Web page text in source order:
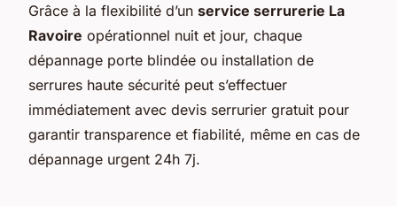
Grâce à la flexibilité d’un service serrurerie La
Ravoire opérationnel nuit et jour, chaque
dépannage porte blindée ou installation de
serrures haute sécurité peut s’effectuer
immédiatement avec devis serrurier gratuit pour
garantir transparence et fiabilité, même en cas de
dépannage urgent 24h 7j.